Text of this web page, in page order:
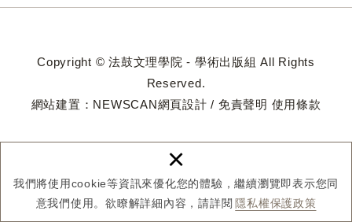
我們將使用cookie等資訊來優化您的體驗，繼續瀏覽即表示您同
意我們使用。欲瞭解詳細內容，請詳閱 隱私權保護政策
×
Copyright © 法鼓文理學院 - 學術出版組 All Rights
Reserved.
網站建置： NEWSCAN網頁設計 / 免責聲明 使用條款